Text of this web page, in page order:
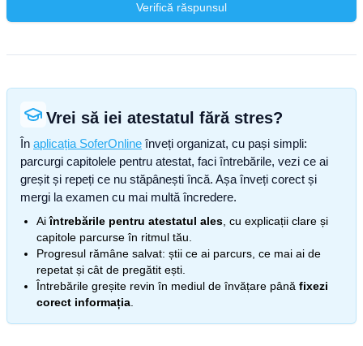
Verifică răspunsul
Vrei să iei atestatul fără stres?
În aplicația SoferOnline înveți organizat, cu pași simpli:
parcurgi capitolele pentru atestat, faci întrebările, vezi ce ai
greșit și repeți ce nu stăpânești încă. Așa înveți corect și
mergi la examen cu mai multă încredere.
Aiîntrebările pentru atestatul ales , cu explicații clare și
capitole parcurse în ritmul tău.
Progresul rămâne salvat: știi ce ai parcurs, ce mai ai de
repetat și cât de pregătit ești.
Întrebările greșite revin în mediul de învățare până fixezi
corect informația